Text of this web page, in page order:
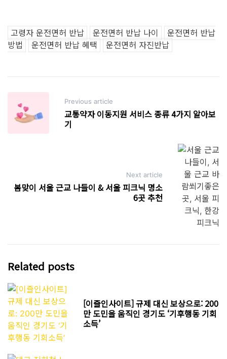
고령자 운전면허 반납 운전면허 반납 나이
운전면허 반납
방법
운전면허 반납 혜택 운전면허 자진반납
Post
navigation
Previous article
교통약자 이동지원 서비스 종류 4가지 알아보
기
Next article
봄맞이 서울 근교 나들이 & 서울 피크닉 명소
6곳 추천
Related posts
[이즐인사이트] 규제 대신 보상으로: 200
만 도민을 움직인 경기도 ‘기후행동 기회
소득’